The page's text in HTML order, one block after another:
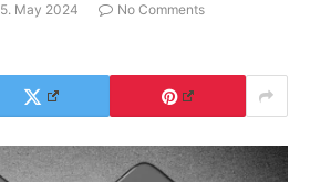
5. May 2024
No Comments